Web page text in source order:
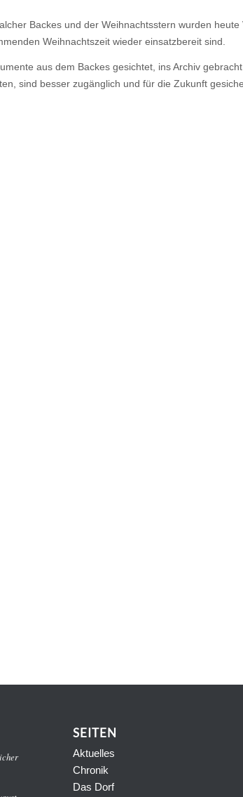
Backes und der Weihnachtsstern wurden
Weihnachtszeit wieder einsatzbereit sind.
aus dem Backes gesichtet, ins Archiv
sind besser zugänglich und für die Zukunft
SEITEN
Aktuelles
Chronik
Das Dorf